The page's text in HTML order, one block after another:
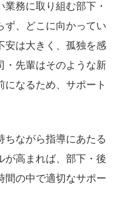
務に取り組む部下・
ず、どこに向かってい
安は大きく、孤独を感
・先輩はそのような新
になるため、サポート
ちながら指導にあたる
が高まれば、部下・後
間の中で適切なサポー